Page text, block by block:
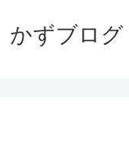
かずブログ